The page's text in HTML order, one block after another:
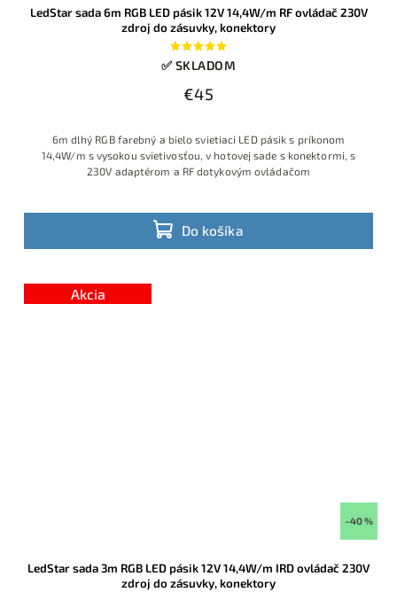
LedStar sada 6m RGB LED pásik 12V 14,4W/m RF ovládač 230V
zdroj do zásuvky, konektory
✅ SKLADOM
€45
Do košíka
6m dlhý RGB farebný a bielo svietiaci LED pásik s príkonom
14,4W/m s vysokou svietivosťou, v hotovej sade s konektormi, s
230V adaptérom a RF dotykovým ovládačom
Akcia
–40 %
LedStar sada 3m RGB LED pásik 12V 14,4W/m IRD ovládač 230V
zdroj do zásuvky, konektory